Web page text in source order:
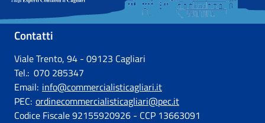
Contatti
Viale Trento, 94 - 09123 Cagliari
Tel.: 070 285347
Email: info@commercialisticagliari.it
PEC: ordinecommercialisticagliari@pec.it
Codice Fiscale 92155920926 - CCP 13663091